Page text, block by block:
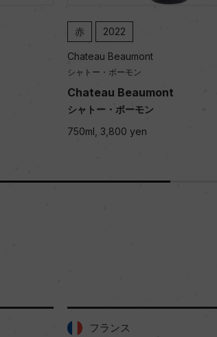
赤 2022
Chateau Beaumont
シャトー・ボーモン
Chateau Beaumont
シャトー・ボーモン
750ml, 3,800 yen
フランス